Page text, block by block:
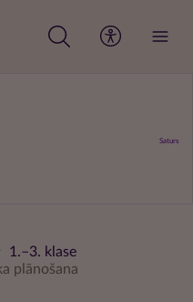
Saturs
1.–3. klase
plānošana